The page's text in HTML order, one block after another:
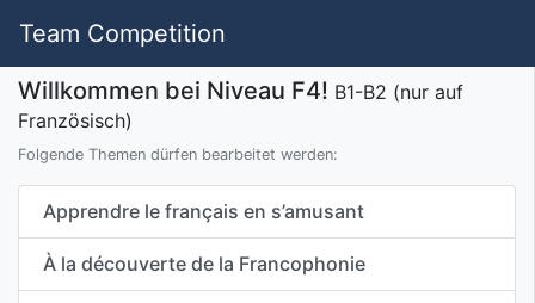
Team Competition
Willkommen bei Niveau F4! B1-B2 (nur auf
Französisch)
Folgende Themen dürfen bearbeitet werden:
Apprendre le français en s’amusant
À la découverte de la Francophonie